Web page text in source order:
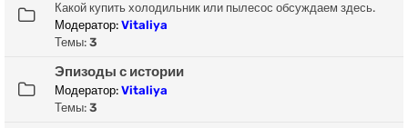
Какой купить холодильник или пылесос обсуждаем здесь.
Модератор: Vitaliya
Темы: 3
Эпизоды с истории
Модератор: Vitaliya
Темы: 3